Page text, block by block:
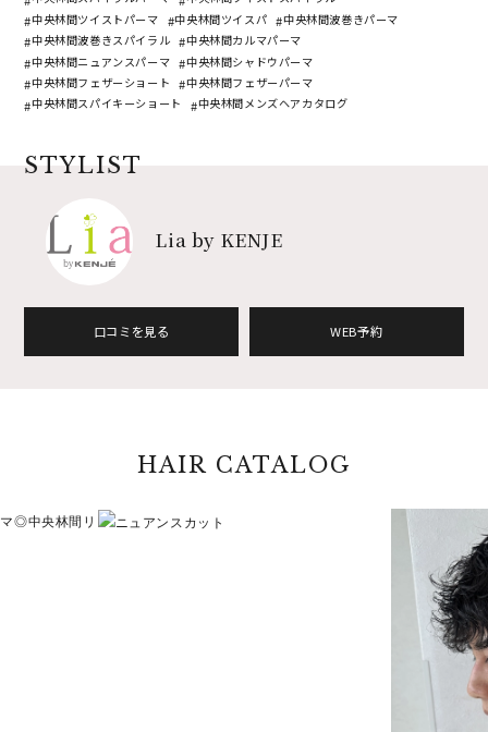
中央林間ツイストパーマ
中央林間ツイスパ
中央林間波巻きパーマ
中央林間波巻きスパイラル
中央林間カルマパーマ
中央林間ニュアンスパーマ
中央林間シャドウパーマ
中央林間フェザーショート
中央林間フェザーパーマ
中央林間スパイキーショート
中央林間メンズヘアカタログ
STYLIST
Lia by KENJE
口コミを見る WEB予約
HAIR CATALOG